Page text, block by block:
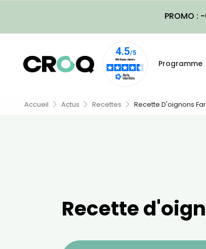
PROMO :
Programme
Accueil Actus Recettes Recette D'oignons
Recette